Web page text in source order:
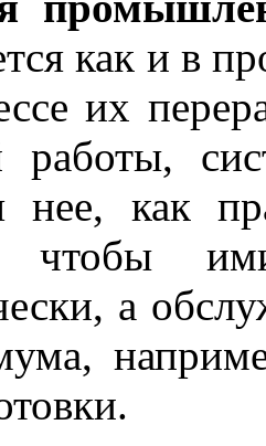
как и в
их
работы,
как
чтобы
а